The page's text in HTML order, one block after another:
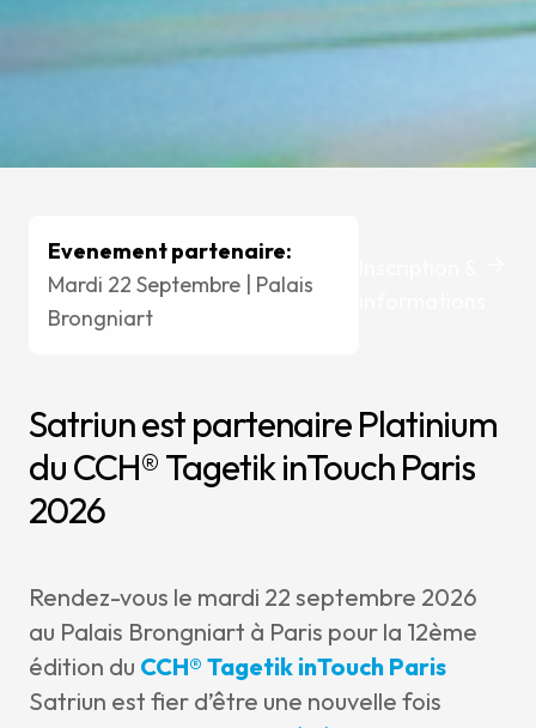
Evenement partenaire:
Mardi 22 Septembre | Palais
Brongniart
Satriun est partenaire Platinium
du CCH® Tagetik inTouch Paris
2026
Rendez-vous le mardi 22 septembre 2026
au Palais Brongniart à Paris pour la 12ème
édition du CCH® Tagetik inTouch Paris
Satriun est fier d’être une nouvelle fois